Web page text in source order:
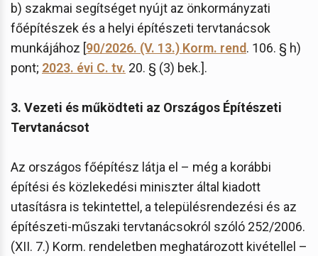
b) szakmai segítséget nyújt az önkormányzati
főépítészek és a helyi építészeti tervtanácsok
munkájához [90/2026. (V. 13.) Korm. rend. 106. § h)
pont; 2023. évi C. tv. 20. § (3) bek.].
3. Vezeti és működteti az Országos Építészeti
Tervtanácsot
Az országos főépítész látja el – még a korábbi
építési és közlekedési miniszter által kiadott
utasításra is tekintettel, a településrendezési és az
építészeti-műszaki tervtanácsokról szóló 252/2006.
(XII. 7.) Korm. rendeletben meghatározott kivétellel –